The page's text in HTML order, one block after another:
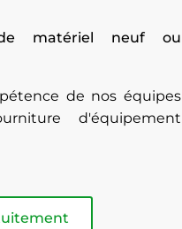
matériel neuf ou
de nos équipes
d'équipement